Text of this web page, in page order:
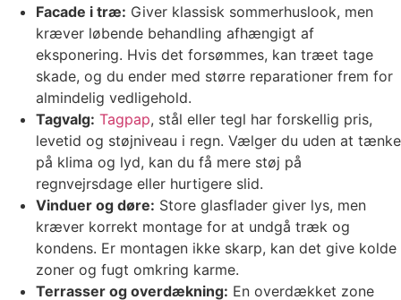
Facade i træ: Giver klassisk sommerhuslook, men
kræver løbende behandling afhængigt af
eksponering. Hvis det forsømmes, kan træet tage
skade, og du ender med større reparationer frem for
almindelig vedligehold.
Tagvalg: Tagpap, stål eller tegl har forskellig pris,
levetid og støjniveau i regn. Vælger du uden at tænke
på klima og lyd, kan du få mere støj på
regnvejrsdage eller hurtigere slid.
Vinduer og døre: Store glasflader giver lys, men
kræver korrekt montage for at undgå træk og
kondens. Er montagen ikke skarp, kan det give kolde
zoner og fugt omkring karme.
Terrasser og overdækning: En overdækket zone